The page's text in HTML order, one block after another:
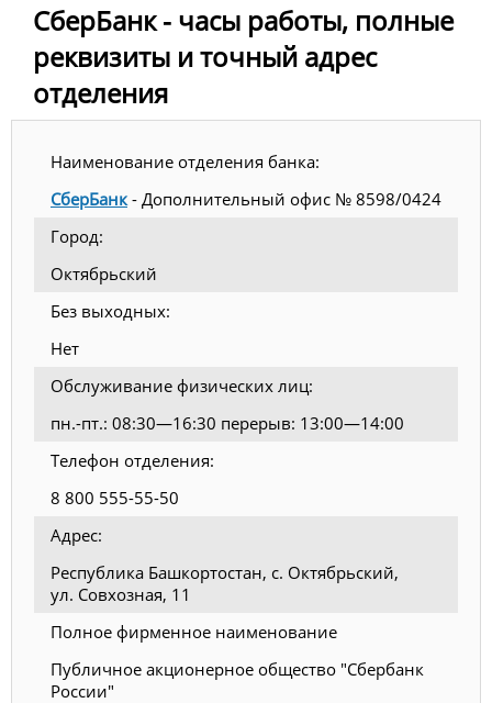
СберБанк - часы работы, полные
реквизиты и точный адрес
отделения
Наименование отделения банка:
СберБанк - Дополнительный офис № 8598/0424
Город:
Октябрьский
Без выходных:
Нет
Обслуживание физических лиц:
пн.-пт.: 08:30—16:30 перерыв: 13:00—14:00
Телефон отделения:
8 800 555-55-50
Адрес:
Республика Башкортостан, с. Октябрьский,
ул. Совхозная, 11
Полное фирменное наименование
Публичное акционерное общество "Сбербанк
России"